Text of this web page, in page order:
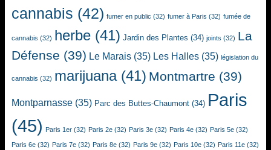
cannabis (42) fumer en public (32) fumer à Paris (32) fumée de
cannabis (32) herbe (41) Jardin des Plantes (34) joints (32) La
Défense (39) Le Marais (35) Les Halles (35) législation du
cannabis (32) marijuana(41) Montmartre (39)
Montparnasse (35) Parc des Buttes-Chaumont (34) Paris
(45) Paris 1er (32) Paris 2e (32) Paris 3e (32) Paris 4e (32) Paris 5e (32)
Paris 6e (32) Paris 7e (32) Paris 8e (32) Paris 9e (32) Paris 10e (32) Paris 11e (32)